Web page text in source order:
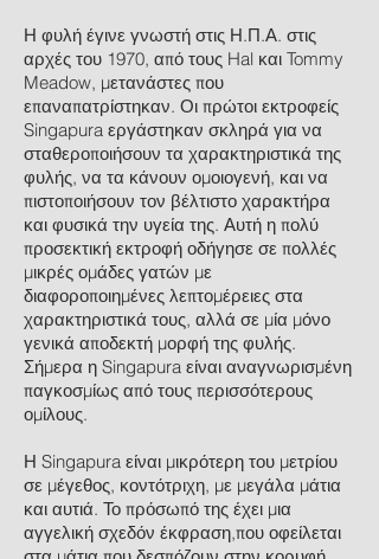
Η φυλή έγινε γνωστή στις Η.Π.Α. στις
αρχές του 1970, από τους Hal και Tommy
Meadow, μετανάστες που
επαναπατρίστηκαν. Οι πρώτοι εκτροφείς
Singapura εργάστηκαν σκληρά για να
σταθεροποιήσουν τα χαρακτηριστικά της
φυλής, να τα κάνουν ομοιογενή, και να
πιστοποιήσουν τον βέλτιστο χαρακτήρα
και φυσικά την υγεία της. Αυτή η πολύ
προσεκτική εκτροφή οδήγησε σε πολλές
μικρές ομάδες γατών με
διαφοροποιημένες λεπτομέρειες στα
χαρακτηριστικά τους, αλλά σε μία μόνο
γενικά αποδεκτή μορφή της φυλής.
Σήμερα η Singapura είναι αναγνωρισμένη
παγκοσμίως από τους περισσότερους
ομίλους.
Η Singapura είναι μικρότερη του μετρίου
σε μέγεθος, κοντότριχη, με μεγάλα μάτια
και αυτιά. Το πρόσωπό της έχει μια
αγγελική σχεδόν έκφραση,που οφείλεται